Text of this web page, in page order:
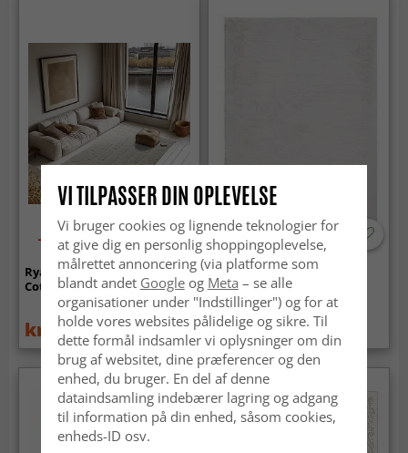
-50%
Ryatæpper - Cyrus Natural
Cotton Shaggy (off-white)
kr.169 kr.339
Ryatæpper - Cloud Super
Soft (hvid)
kr.299
VI TILPASSER DIN OPLEVELSE
Vi bruger cookies og lignende teknologier for
at give dig en personlig shoppingoplevelse,
målrettet annoncering (via platforme som
blandt andet Googleog Meta – se alle
organisationer under "Indstillinger") og for at
holde vores websites pålidelige og sikre. Til
dette formål indsamler vi oplysninger om din
brug af websitet, dine præferencer og den
enhed, du bruger. En del af denne
dataindsamling indebærer lagring og adgang
til information på din enhed, såsom cookies,
enheds-ID osv.